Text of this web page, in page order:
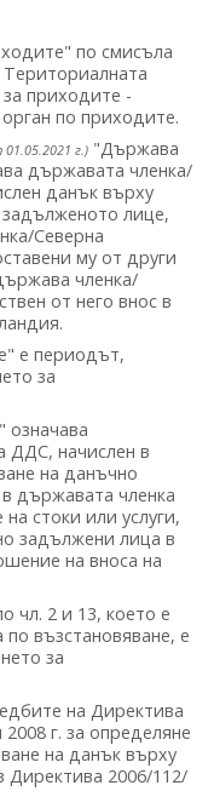
по смисъла
приходите -
по приходите.
г.) "Държава
държавата членка/
данък върху
лице,
Северна
му от други
членка/
от него внос в
е периодът,
за
означава
ДДС, начислен в
на данъчно
държавата членка
стоки или услуги,
задължени лица в
на вноса на
чл. 2 и 13, което е
възстановяване, е
за
на Директива
г. за определяне
на данък върху
Директива 2006/112/